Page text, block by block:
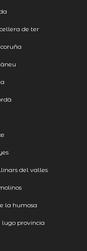
de ter
del valles
la humosa
lugo provincia